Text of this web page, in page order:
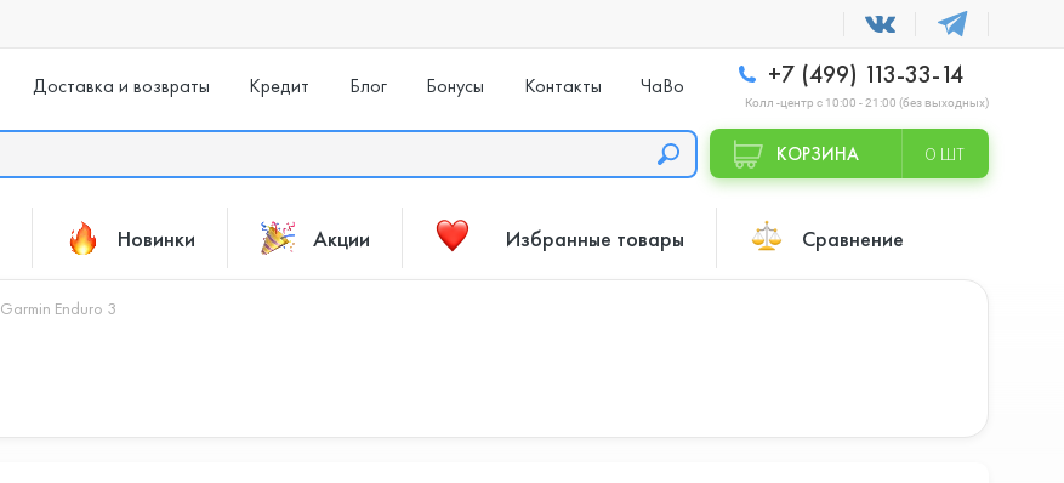
Доставка и возвраты Кредит Блог Бонусы Контакты ЧаВо +7 (499) 113-33-14
Колл -центр с 10:00 - 21:00 (без выходных)
КОРЗИНА 0 ШТ
Новинки Акции Избранные товары Сравнение
Garmin Enduro 3